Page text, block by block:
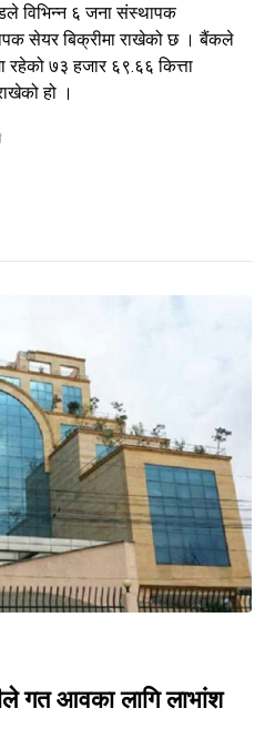
विभिन्न ६ जना संस्थापक
सेयर बिक्रीमा राखेको छ । बैंकले
रहेको ७३ हजार ६९.६६ कित्ता
हो ।
गत आवका लागि लाभांश